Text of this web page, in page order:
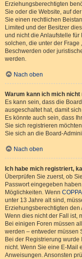
Erziehungsberechtigten
Sie oder die Website, auf
Sie einen rechtlichen
Limited und der Besitzer
und nicht die Anlaufstelle
solchen, die unter der Frage
Beschwerden oder
werden.
Nach oben
Warum kann ich mich
Es kann sein, dass die
ausgeschaltet hat, damit
Es könnte auch sein, dass
Sie sich registrieren
Sie sich an die Board-
Nach oben
Ich habe mich registriert,
Überprüfen Sie zuerst, ob
Passwort eingegeben
Möglichkeiten. Wenn COPPA
unter 13 Jahre alt sind,
Erziehungsberechtigten
Wenn dies nicht der Fall ist,
Bei einigen Foren müssen
werden – entweder müssen
Bei der Registrierung
nicht. Wenn Sie eine E-Mail
Anweisungen. Ansonsten